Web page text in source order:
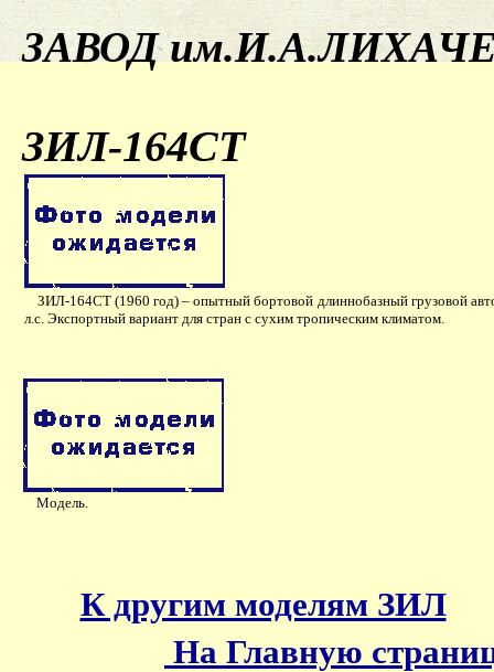
ЗАВОД
ЗИЛ-164СТ
ЗИЛ-164СТ (1960 год) – опытный бортовой длиннобазный грузовой
л.с. Экспортный вариант для стран с сухим тропическим климатом.
Модель.
К другим моделям ЗИЛ
На Главную